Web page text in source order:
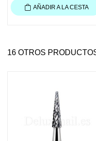
AÑADIR A LA CESTA
16 OTROS